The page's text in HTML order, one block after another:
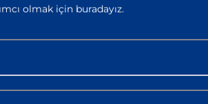
olmak için buradayız.